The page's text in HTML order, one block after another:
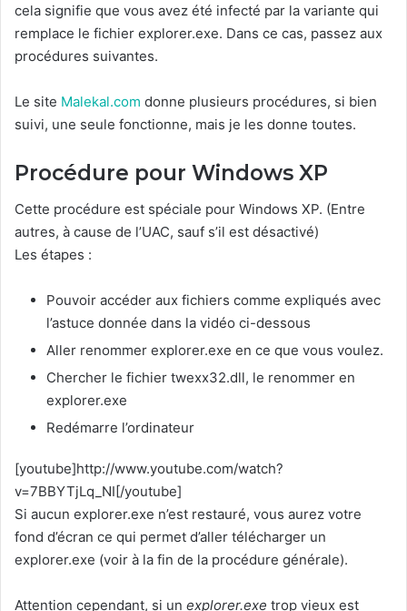
cela signifie que vous avez été infecté par la variante qui
remplace le fichier explorer.exe. Dans ce cas, passez aux
procédures suivantes.
Le site Malekal.com donne plusieurs procédures, si bien
suivi, une seule fonctionne, mais je les donne toutes.
Procédure pour Windows XP
Cette procédure est spéciale pour Windows XP. (Entre
autres, à cause de l’UAC, sauf s’il est désactivé)
Les étapes :
Pouvoir accéder aux fichiers comme expliqués avec
l’astuce donnée dans la vidéo ci-dessous
Aller renommer explorer.exe en ce que vous voulez.
Chercher le fichier twexx32.dll, le renommer en
explorer.exe
Redémarre l’ordinateur
[youtube]http://www.youtube.com/watch?
v=7BBYTjLq_NI[/youtube]
Si aucun explorer.exe n’est restauré, vous aurez votre
fond d’écran ce qui permet d’aller télécharger un
explorer.exe (voir à la fin de la procédure générale).
Attention cependant, si un explorer.exe trop vieux est